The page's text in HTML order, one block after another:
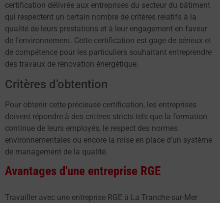
certification délivrée aux entreprises du secteur du bâtiment
qui respectent un certain nombre de critères relatifs à la
qualité de leurs prestations et à leur engagement en faveur
de l’environnement. Cette certification est gage de sérieux et
de compétence pour les particuliers souhaitant entreprendre
des travaux de rénovation énergétique.
Critères d’obtention
Pour obtenir cette précieuse certification, les entreprises
doivent répondre à des critères stricts tels que la formation
continue de leurs employés, le respect des normes
environnementales ou encore la mise en place d’un système
de management de la qualité.
Avantages d'une entreprise RGE
Travailler avec une entreprise RGE à La Tranche-sur-Mer